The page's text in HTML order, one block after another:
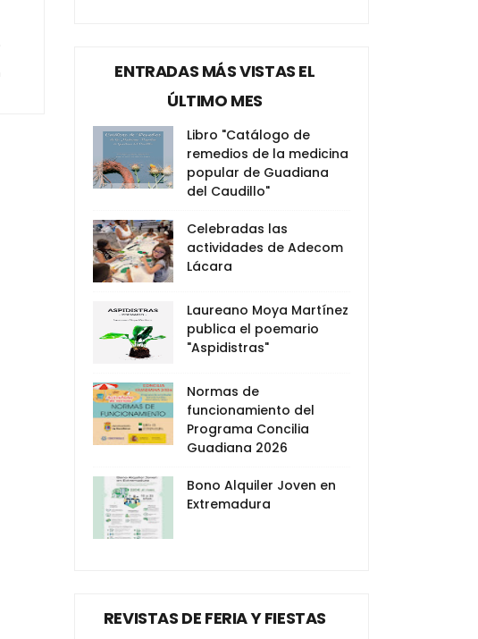
ENTRADAS MÁS VISTAS EL
ÚLTIMO MES
Libro "Catálogo de
remedios de la medicina
popular de Guadiana
del Caudillo"
Celebradas las
actividades de Adecom
Lácara
Laureano Moya Martínez
publica el poemario
"Aspidistras"
Normas de
funcionamiento del
Programa Concilia
Guadiana 2026
Bono Alquiler Joven en
Extremadura
REVISTAS DE FERIA Y FIESTAS